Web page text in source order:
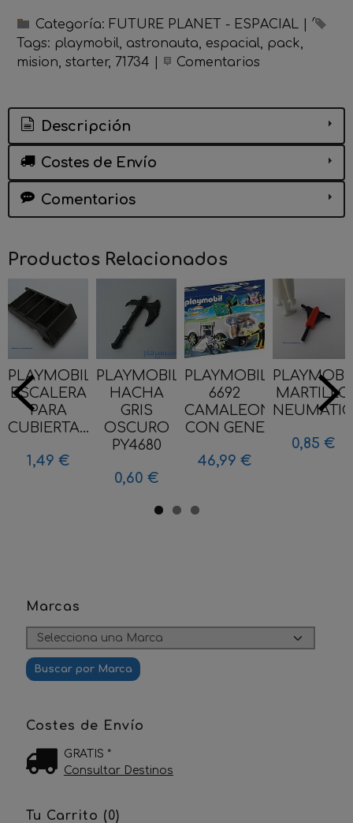
Marcas
Costes de Envío
GRATIS *
Consultar Destinos
Tu Carrito (0)
Categoría: FUTURE PLANET - ESPACIAL
Tags: playmobil astronauta espacial
pack
mision starter 71734 Comentarios
Descripción
Costes de Envío
Comentarios
Productos Relacionados
PLAYMOBIL
ESCALERA
PARA
CUBIERTA...
1,49 €
PLAYMOBIL
HACHA
GRIS
OSCURO
PY4680
0,60 €
PLAYMOBIL
6692
CAMALEON
CON GENE
46,99 €
MARTILLO
0,85 €